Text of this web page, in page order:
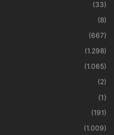
(33)
(8)
(667)
(1.298)
(1.065)
(2)
(1)
(191)
(1.009)